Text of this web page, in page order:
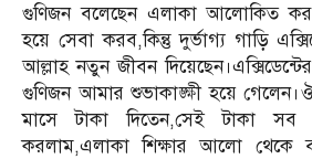
গুণিজন বলেছেন এলাকা আলোকিত
হয়ে সেবা করব,কিন্তু দুর্ভাগ্য গাড়ি
আল্লাহ নতুন জীবন
গুণিজন আমার শুভাকাঙ্ক্ষী হয়ে
মাসে টাকা দিতেন,সেই টাকা সব
করলাম,এলাকা শিক্ষার আলো থেকে